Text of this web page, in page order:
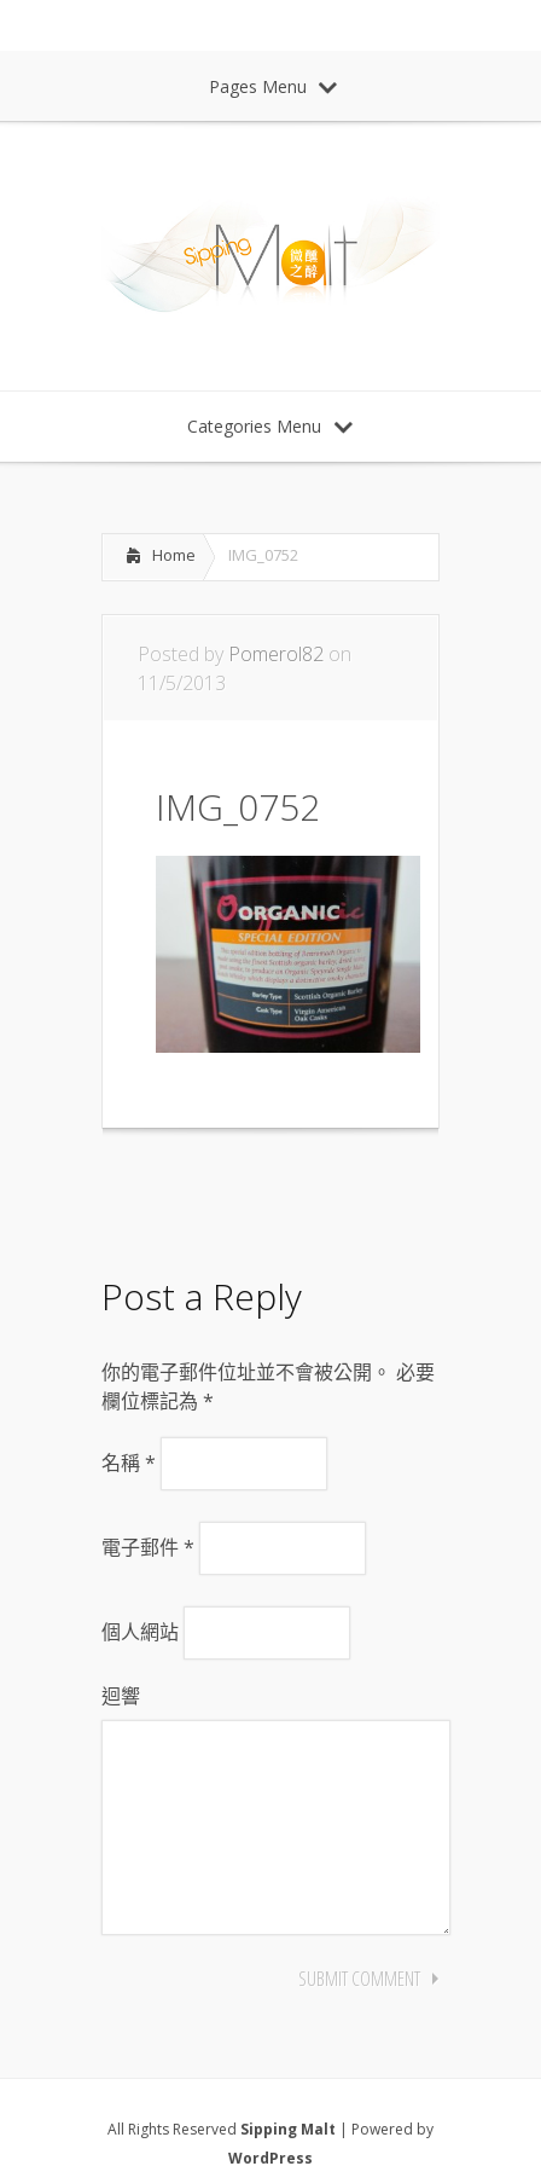
Pages Menu
Categories Menu
Home IMG_0752
Posted by Pomerol82 on
11/5/2013
IMG_0752
Post a Reply
你的電子郵件位址並不會被公開。 必要
欄位標記為 *
名稱*
電子郵件*
個人網站
迴響
All Rights Reserved Sipping Malt | Powered by
WordPress